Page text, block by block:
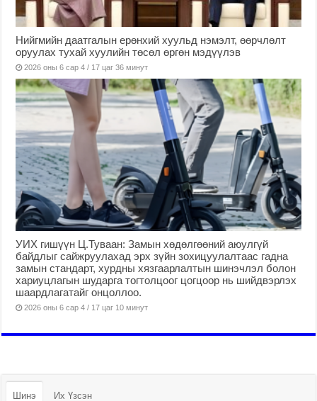
Нийгмийн даатгалын ерөнхий хуульд нэмэлт, өөрчлөлт
оруулах тухай хуулийн төсөл өргөн мэдүүлэв
2026 оны 6 сар 4 / 17 цаг 36 минут
УИХ гишүүн Ц.Туваан: Замын хөдөлгөөний аюулгүй
байдлыг сайжруулахад эрх зүйн зохицуулалтаас гадна
замын стандарт, хурдны хязгаарлалтын шинэчлэл болон
хариуцлагын шударга тогтолцоог цогцоор нь шийдвэрлэх
шаардлагатайг онцоллоо.
2026 оны 6 сар 4 / 17 цаг 10 минут
Шинэ Их Үзсэн